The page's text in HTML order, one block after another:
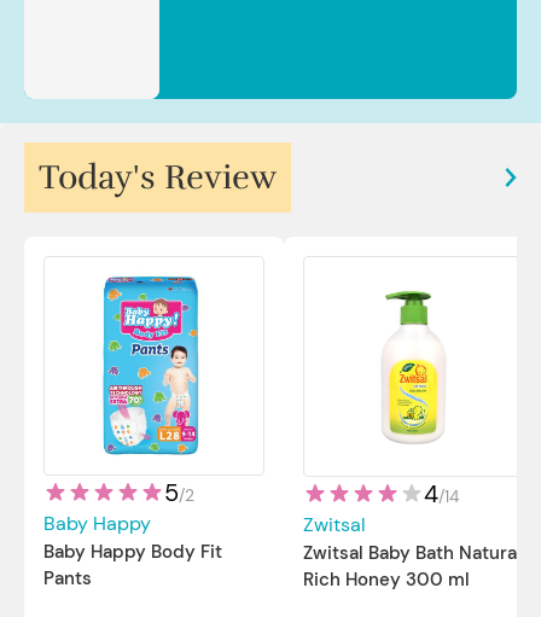
Today's Review
5/2
Baby Happy
Baby Happy Body Fit
Pants
4/14
Zwitsal
Zwitsal Baby Bath Natural
Rich Honey 300 ml